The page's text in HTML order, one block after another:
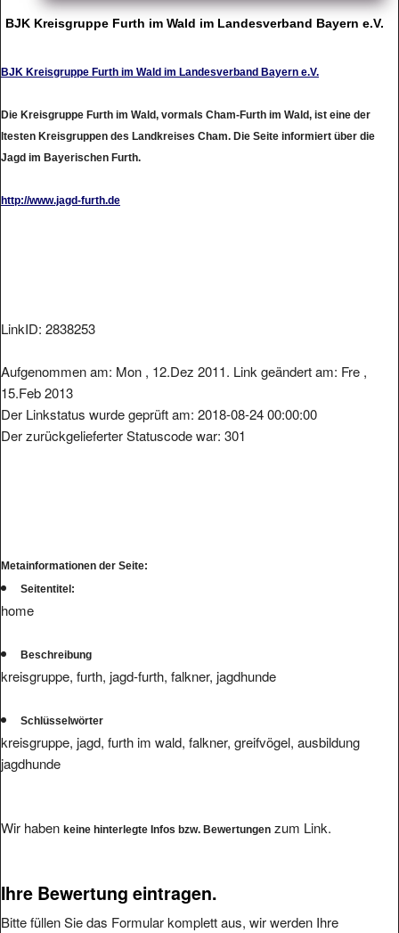
BJK Kreisgruppe Furth im Wald im Landesverband Bayern e.V.
BJK Kreisgruppe Furth im Wald im Landesverband Bayern e.V.
Die Kreisgruppe Furth im Wald, vormals Cham-Furth im Wald, ist eine der
ltesten Kreisgruppen des Landkreises Cham. Die Seite informiert über die
Jagd im Bayerischen Furth.
http://www.jagd-furth.de
LinkID: 2838253
Aufgenommen am: Mon , 12.Dez 2011. Link geändert am: Fre ,
15.Feb 2013
Der Linkstatus wurde geprüft am: 2018-08-24 00:00:00
Der zurückgelieferter Statuscode war: 301
Metainformationen der Seite:
Seitentitel:
home
Beschreibung
kreisgruppe, furth, jagd-furth, falkner, jagdhunde
Schlüsselwörter
kreisgruppe, jagd, furth im wald, falkner, greifvögel, ausbildung
jagdhunde
Wir haben keine hinterlegte Infos bzw. Bewertungen zum Link.
Ihre Bewertung eintragen.
Bitte füllen Sie das Formular komplett aus, wir werden Ihre